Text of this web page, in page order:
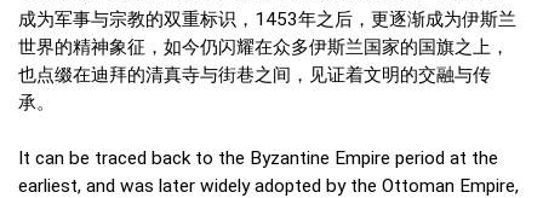
成为军事与宗教的双重标识，1453年之后，更逐渐成为伊斯兰
世界的精神象征，如今仍闪耀在众多伊斯兰国家的国旗之上，
也点缀在迪拜的清真寺与街巷之间，见证着文明的交融与传
承。
It can be traced back to the Byzantine Empire period at the
earliest, and was later widely adopted by the Ottoman Empire,